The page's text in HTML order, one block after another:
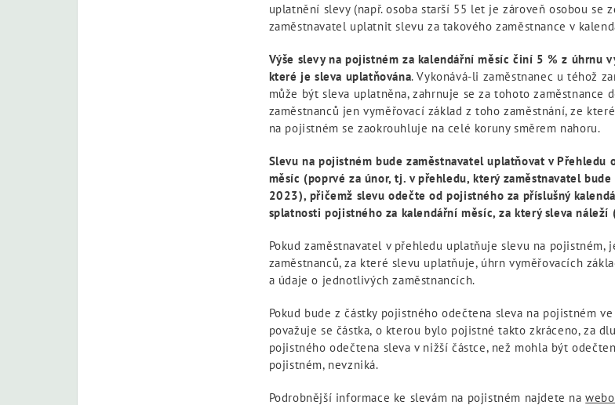
uplatnění slevy (např. osoba starší 55 let je zároveň osobou se
zaměstnavatel uplatnit slevu za takového zaměstnance v
Výše slevy na pojistném za kalendářní měsíc činí 5 % z úhrnu
které je sleva uplatňována. Vykonává-li zaměstnanec u téhož
může být sleva uplatněna, zahrnuje se za tohoto zaměstnance
zaměstnanců jen vyměřovací základ z toho zaměstnání, ze
na pojistném se zaokrouhluje na celé koruny směrem nahoru.
Slevu na pojistném bude zaměstnavatel uplatňovat v
měsíc (poprvé za únor, tj. v přehledu, který zaměstnavatel
2023), přičemž slevu odečte od pojistného za příslušný
splatnosti pojistného za kalendářní měsíc, za který sleva
Pokud zaměstnavatel v přehledu uplatňuje slevu na
zaměstnanců, za které slevu uplatňuje, úhrn vyměřovacích
a údaje o jednotlivých zaměstnancích.
Pokud bude z částky pojistného odečtena sleva na pojistném
považuje se částka, o kterou bylo pojistné takto zkráceno, za
pojistného odečtena sleva v nižší částce, než mohla být
pojistném, nevzniká.
Podrobnější informace ke slevám na pojistném najdete na